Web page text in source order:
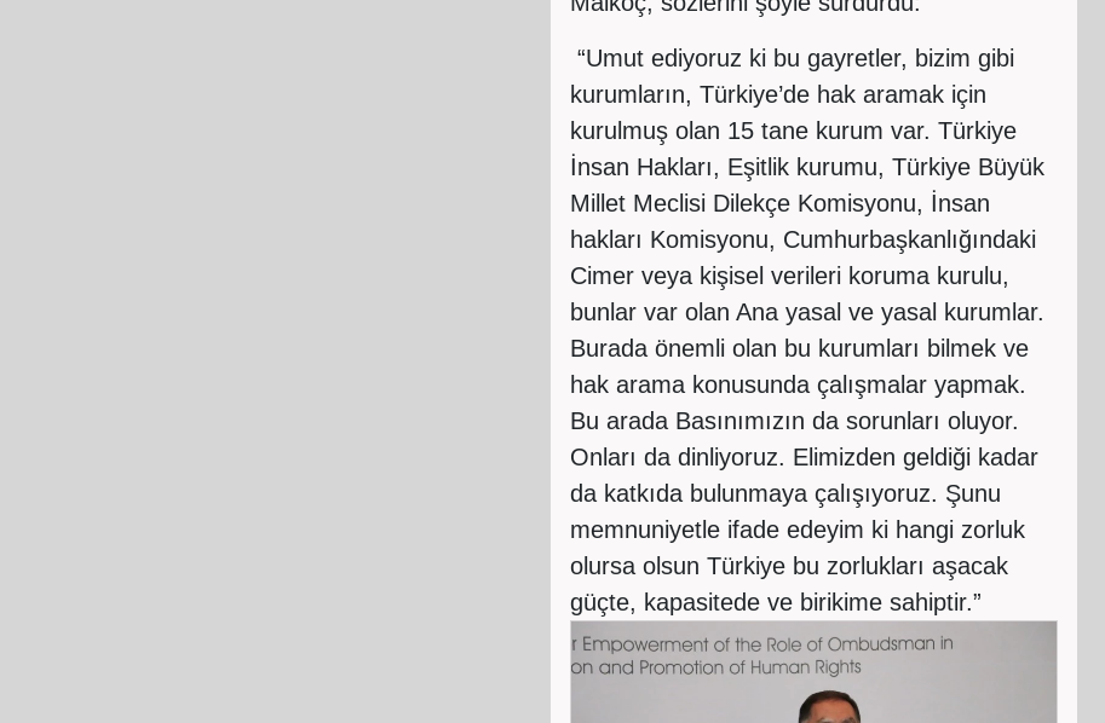
“Umut ediyoruz ki bu gayretler, bizim gibi
kurumların, Türkiye’de hak aramak için
kurulmuş olan 15 tane kurum var. Türkiye
İnsan Hakları, Eşitlik kurumu, Türkiye Büyük
Millet Meclisi Dilekçe Komisyonu, İnsan
hakları Komisyonu, Cumhurbaşkanlığındaki
Cimer veya kişisel verileri koruma kurulu,
bunlar var olan Ana yasal ve yasal kurumlar.
Burada önemli olan bu kurumları bilmek ve
hak arama konusunda çalışmalar yapmak.
Bu arada Basınımızın da sorunları oluyor.
Onları da dinliyoruz. Elimizden geldiği kadar
da katkıda bulunmaya çalışıyoruz. Şunu
memnuniyetle ifade edeyim ki hangi zorluk
olursa olsun Türkiye bu zorlukları aşacak
güçte, kapasitede ve birikime sahiptir.”